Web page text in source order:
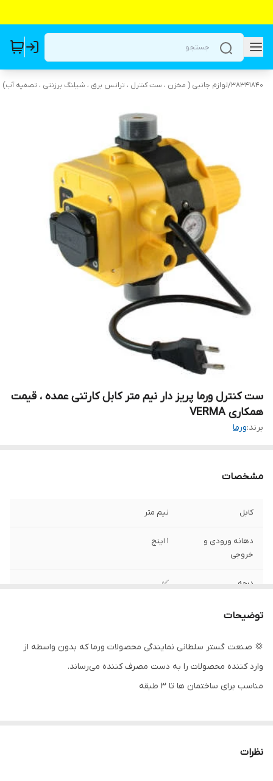
38341840
/لوازم جانبی ( مخزن ، ست کنترل ، ترانس برق ، شیلنگ برزنتی ، تصفیه آب)
ست کنترل ورما پریز دار نیم متر کابل کارتنی عمده ، قیمت
همکاری VERMA
برند:ورما
مشخصات
کابل نیم متر
دهانه ورودی و
خروجی
۱ اینچ
درجه ✅
پریز
تعداد در کارتن ۱۲
توضیحات
💢 صنعت گستر سلطانی نمایندگی محصولات ورما که بدون واسطه از
وارد کننده محصولات را به دست مصرف کننده می‌رساند.
مناسب برای ساختمان ها تا 3 طبقه
نظرات